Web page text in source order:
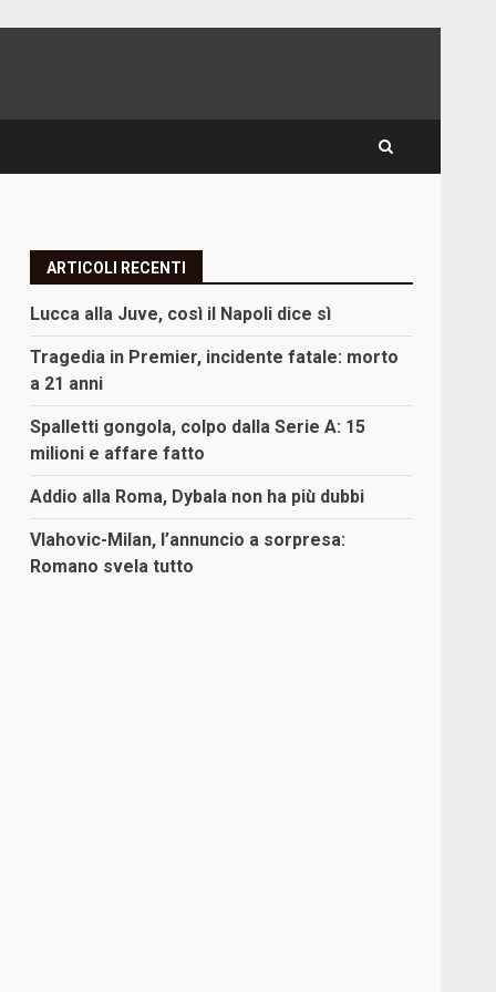
ARTICOLI RECENTI
Lucca alla Juve, così il Napoli dice sì
Tragedia in Premier, incidente fatale: morto
a 21 anni
Spalletti gongola, colpo dalla Serie A: 15
milioni e affare fatto
Addio alla Roma, Dybala non ha più dubbi
Vlahovic-Milan, l’annuncio a sorpresa:
Romano svela tutto